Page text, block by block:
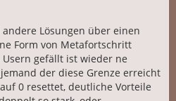
Lösungen über einen
Form von Metafortschritt
gefällt ist wieder ne
der diese Grenze erreicht
0 resettet, deutliche Vorteile